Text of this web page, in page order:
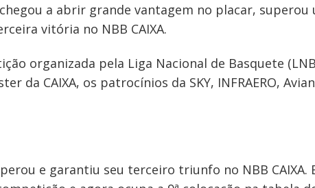
a abrir grande vantagem no placar, superou
vitória no NBB CAIXA.
organizada pela Liga Nacional de Basquete
da CAIXA, os patrocínios da SKY, INFRAERO,
e garantiu seu terceiro triunfo no NBB CAIXA.